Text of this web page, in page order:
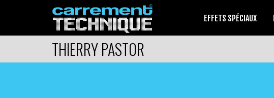
EFFETS SPÉCIAUX
THIERRY PASTOR